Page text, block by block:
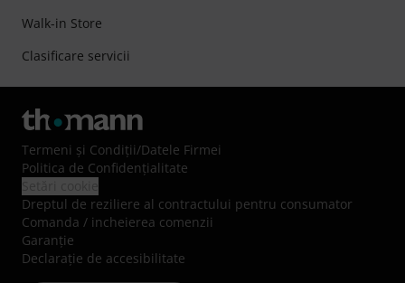
Walk-in Store
Clasificare servicii
Termeni şi Condiţii/Datele Firmei
Politica de Confidenţialitate
Dreptul de reziliere al contractului pentru consumator
Comanda / incheierea comenzii
Garanție
Declarație de accesibilitate